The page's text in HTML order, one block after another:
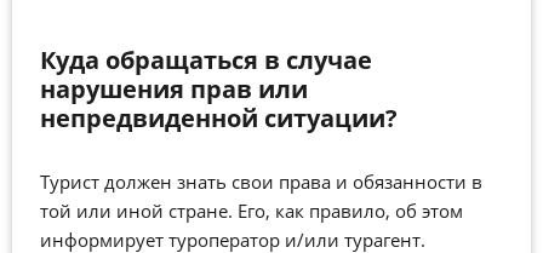
Куда обращаться в случае
нарушения прав или
непредвиденной ситуации?
Турист должен знать свои права и обязанности в
той или иной стране. Его, как правило, об этом
информирует туроператор и/или турагент.